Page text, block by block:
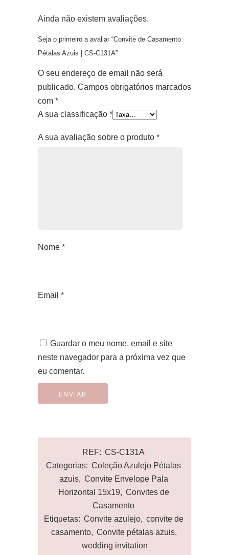
Ainda não existem avaliações.
Seja o primeiro a avaliar “Convite de Casamento
Pétalas Azuis | CS-C131A”
O seu endereço de email não será
publicado. Campos obrigatórios marcados
com *
A sua classificação *
A sua avaliação sobre o produto *
Nome *
Email *
Guardar o meu nome, email e site
neste navegador para a próxima vez que
eu comentar.
REF: CS-C131A
Categorias: Coleção Azulejo Pétalas
azuis, Convite Envelope Pala
Horizontal 15x19, Convites de
Casamento
Etiquetas: Convite azulejo, convite de
casamento, Convite pétalas azuis,
wedding invitation